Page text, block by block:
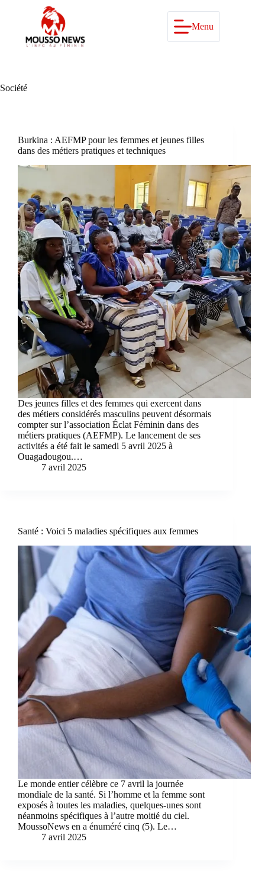
Menu
Société
Burkina : AEFMP pour les femmes et jeunes filles
dans des métiers pratiques et techniques
Des jeunes filles et des femmes qui exercent dans
des métiers considérés masculins peuvent désormais
compter sur l’association Éclat Féminin dans des
métiers pratiques (AEFMP). Le lancement de ses
activités a été fait le samedi 5 avril 2025 à
Ouagadougou.…
7 avril 2025
Santé : Voici 5 maladies spécifiques aux femmes
Le monde entier célèbre ce 7 avril la journée
mondiale de la santé. Si l’homme et la femme sont
exposés à toutes les maladies, quelques-unes sont
néanmoins spécifiques à l’autre moitié du ciel.
MoussoNews en a énuméré cinq (5). Le…
7 avril 2025